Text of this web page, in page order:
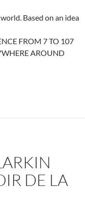
Based on an idea
FROM 7 TO 107
AROUND
DE LA